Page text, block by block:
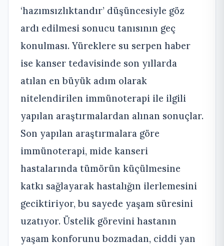
‘hazımsızlıktandır’ düşüncesiyle göz
ardı edilmesi sonucu tanısının geç
konulması. Yüreklere su serpen haber
ise kanser tedavisinde son yıllarda
atılan en büyük adım olarak
nitelendirilen immünoterapi ile ilgili
yapılan araştırmalardan alınan sonuçlar.
Son yapılan araştırmalara göre
immünoterapi, mide kanseri
hastalarında tümörün küçülmesine
katkı sağlayarak hastalığın ilerlemesini
geciktiriyor, bu sayede yaşam süresini
uzatıyor. Üstelik görevini hastanın
yaşam konforunu bozmadan, ciddi yan